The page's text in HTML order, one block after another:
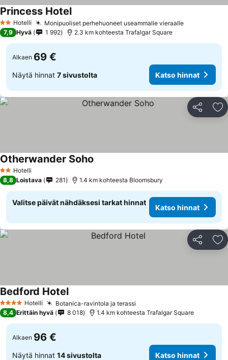
2 Tähtiluokitus
Hotelli Monipuoliset perhehuoneet useammalle vieraalleKatso
Princess HotelKatso hinnat
7,9 Hyvä 1 992 2.3 km kohteesta Trafalgar Square
Alkaen 69 €
Näytä hinnat 7 sivustolta Katso hinnat
Jaa
2 Tähtiluokitus
Hotelli
Otherwander Soho
8,8 Loistava 281 1.4 km kohteesta Bloomsbury
Valitse päivät nähdäksesi tarkat hinnat
Katso hinnat
Jaa
4 Tähtiluokitus
Hotelli Botanica-ravintola ja terassi
Bedford HotelKatso hinnat
8,4 Erittäin hyvä 8 018 1.4 km kohteesta Trafalgar Square
Alkaen 96 €
Näytä hinnat 14 sivustolta Katso hinnat